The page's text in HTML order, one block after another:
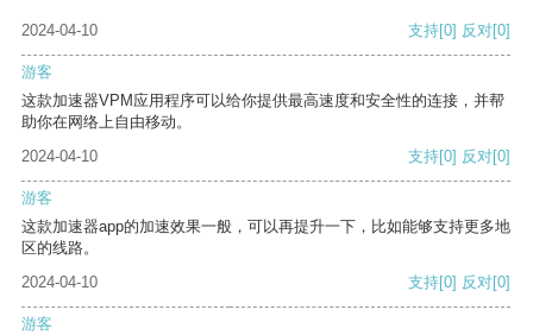
2024-04-10 支持[0] 反对[0]
游客
这款加速器VPM应用程序可以给你提供最高速度和安全性的连接，并帮
助你在网络上自由移动。
2024-04-10
支持[0] 反对[0]
游客
这款加速器app的加速效果一般，可以再提升一下，比如能够支持更多地
区的线路。
2024-04-10
支持[0] 反对[0]
游客